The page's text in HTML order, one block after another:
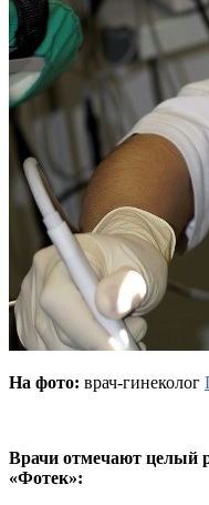
На фото: врач-гинеколог
Врачи отмечают целый
«Фотек»: